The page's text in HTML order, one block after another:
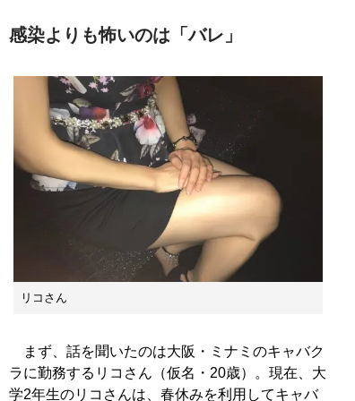
感染よりも怖いのは「バレ」
リコさん
まず、話を聞いたのは大阪・ミナミのキャバク
ラに勤務するリコさん（仮名・20歳）。現在、大
学2年生のリコさんは、春休みを利用してキャバ